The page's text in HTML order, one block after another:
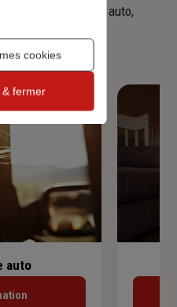
d'assurance, auto,
auto
cookies
fermer